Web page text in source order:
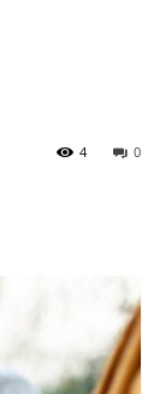
0
4